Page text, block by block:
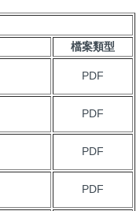
檔案類型
PDF
PDF
PDF
PDF